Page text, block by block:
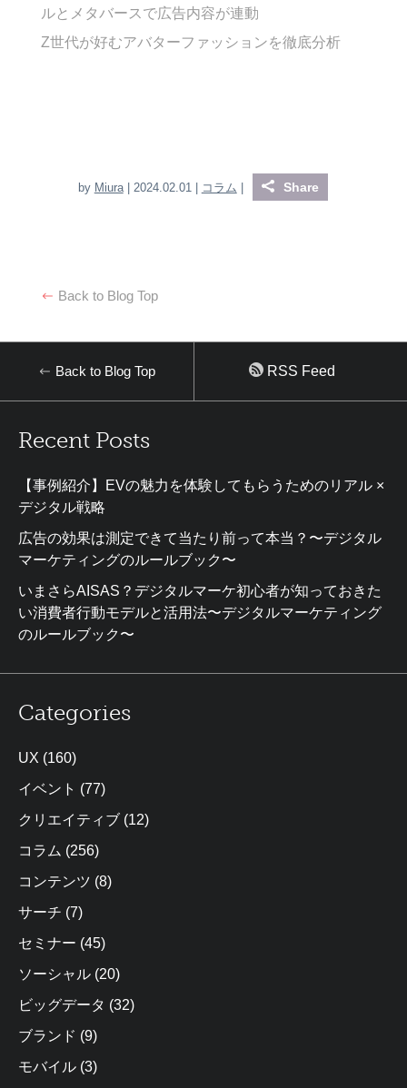
ルとメタバースで広告内容が連動
Z世代が好むアバターファッションを徹底分析
by Miura| 2024.02.01 | コラム Share
Back to Blog Top
Back to Blog Top RSS Feed
Recent Posts
【事例紹介】EVの魅力を体験してもらうためのリアル ×
デジタル戦略
広告の効果は測定できて当たり前って本当？〜デジタル
マーケティングのルールブック〜
いまさらAISAS？デジタルマーケ初心者が知っておきた
い消費者行動モデルと活用法〜デジタルマーケティング
のルールブック〜
Categories
UX (160)
イベント (77)
クリエイティブ (12)
コラム (256)
コンテンツ (8)
サーチ (7)
セミナー (45)
ソーシャル (20)
ビッグデータ (32)
ブランド (9)
モバイル (3)